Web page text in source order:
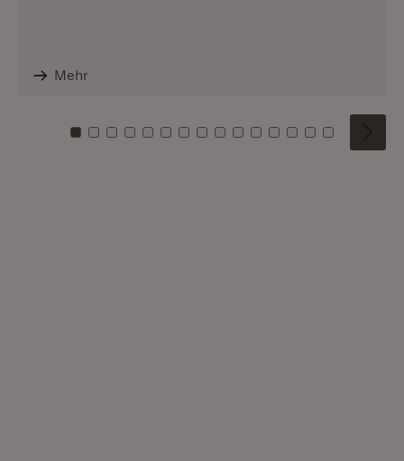
Mehr
Zu Kachel: 0
Zu Kachel: 1
Zu Kachel: 2
Zu Kachel: 3
Zu Kachel: 4
Zu Kachel: 5
Zu Kachel: 6
Zu Kachel: 7
Zu Kachel: 8
Zu Kachel: 9
Zu Kachel: 10
Zu Kachel: 11
Zu Kachel: 12
Zu Kachel:
Zu